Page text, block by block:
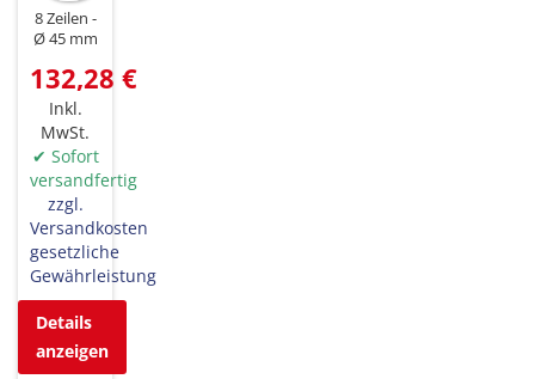
8 Zeilen
Ø 45 mm
132,28 €
Inkl.
MwSt.
✔ Sofort
versandfertig
zzgl.
Versandkosten
gesetzliche
Gewährleistung
Details
anzeigen